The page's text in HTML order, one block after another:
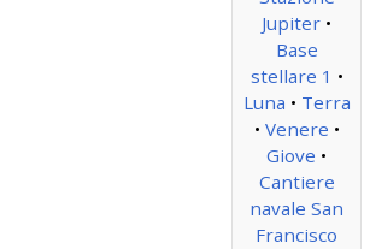
Jupiter
Base
stellare 1
Luna
Terra
Venere
Giove
Cantiere
navale San
Francisco